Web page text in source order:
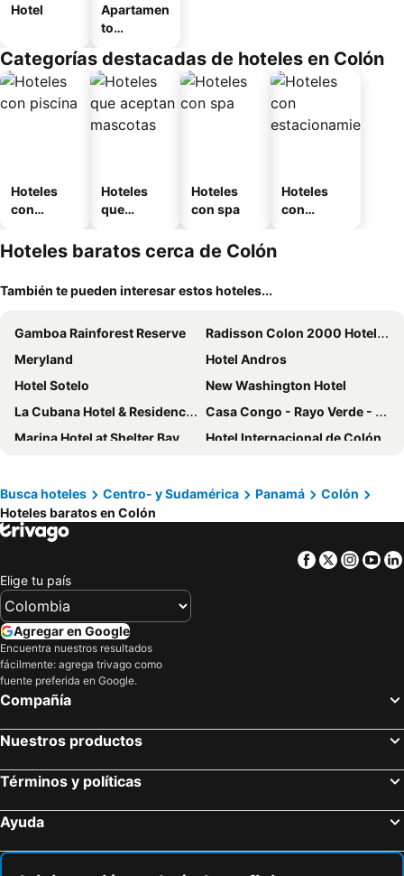
Hotel
Apartamen
to
o
Categorías destacadas de hoteles en Colón
Hoteles
con
Hoteles
que
mascotas
Hoteles
con spa
Hoteles
con
Hoteles baratos cerca de Colón
También te pueden interesar estos hoteles...
Gamboa Rainforest Reserve
Radisson Colon 2000 Hotel & Casino at Cruise Port & Duty Free Mall
Meryland
Hotel Andros
Hotel Sotelo
New Washington Hotel
La Cubana Hotel & Residencial
Casa Congo - Rayo Verde - Restaurante
Marina Hotel at Shelter Bay
Hotel Internacional de Colón
Ciel y Miel
ScubaPortobelo
Panama Dive Adventure
Hotel LC
Villa Bella
Four Points By Sheraton Colon
El Otro Lado
Rancho Juancho
Residencial Rio Hato
Busca hoteles Centro- y Sudamérica Panamá
Colón
Hoteles baratos en Colón
Facebook
Twitter
Elige tu país
Agregar en Google
Encuentra nuestros resultados
fácilmente: agrega trivago como
fuente preferida en Google.
Compañía
Nuestros productos
Términos y políticas
Ayuda